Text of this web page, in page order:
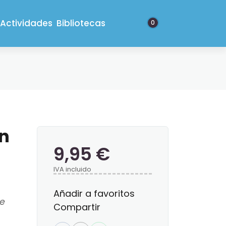
Actividades Bibliotecas 0
9,95 €
IVA incluido
Añadir a favoritos
Compartir